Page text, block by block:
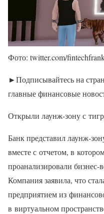
Фото: twitter.com/
►Подписывайтесь на
главные финансовые
Открыли лаунж-зону с
Банк представил лаунж-
вместе с отчетом, в
проанализировали бизнес-
Компания заявила, что
предприятием из
в виртуальном